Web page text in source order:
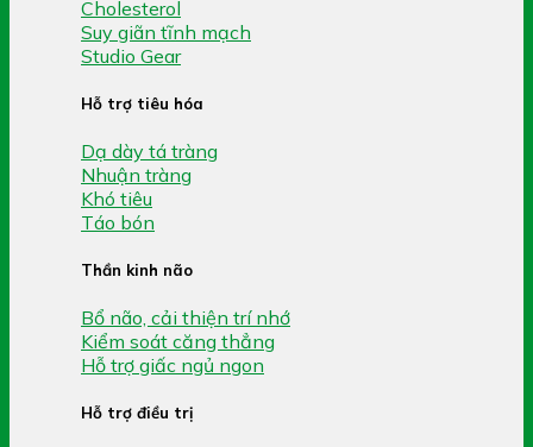
Cholesterol
Suy giãn tĩnh mạch
Studio Gear
Hỗ trợ tiêu hóa
Dạ dày tá tràng
Nhuận tràng
Khó tiêu
Táo bón
Thần kinh não
Bổ não, cải thiện trí nhớ
Kiểm soát căng thẳng
Hỗ trợ giấc ngủ ngon
Hỗ trợ điều trị